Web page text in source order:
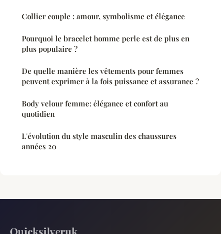
Collier couple : amour, symbolisme et élégance
Pourquoi le bracelet homme perle est de plus en
plus populaire ?
De quelle manière les vêtements pour femmes
peuvent exprimer à la fois puissance et assurance ?
Body velour femme: élégance et confort au
quotidien
L'évolution du style masculin des chaussures
années 20
Quicksilveruk